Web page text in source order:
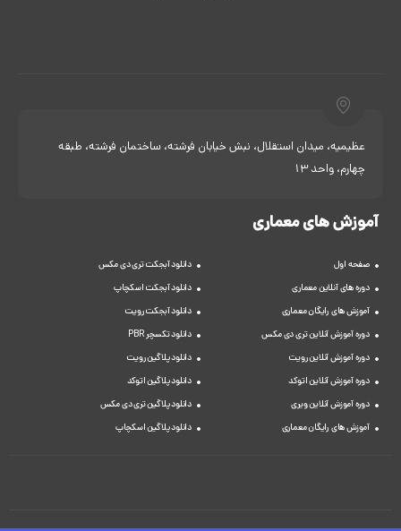
عظیمیه، میدان استقلال، نبش خیابان فرشته، ساختمان فرشته، طبقه
چهارم، واحد 13
آموزش های معماری
صفحه اول
دوره های آنلاین معماری
آموزش های رایگان معماری
دوره آموزش آنلاین تری دی مکس
دوره آموزش آنلاین رویت
دوره آموزش آنلاین اتوکد
دوره آموزش آنلاین ویری
آموزش های رایگان معماری
دانلود آبجکت تری دی مکس
دانلود آبجکت اسکچاپ
دانلود آبجکت رویت
دانلود تکسچر PBR
دانلود پلاگین رویت
دانلود پلاگین اتوکد
دانلود پلاگین تری دی مکس
دانلود پلاگین اسکچاپ